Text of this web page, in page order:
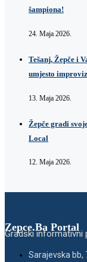
šampiona!
24. Maja 2026.
Tešanj, Žepče i
umjesto
13. Maja 2026.
Žepče gradi
Local
12. Maja 2026.
Zepce.Ba Portal
Gradski informativni
Sarajevska bb,